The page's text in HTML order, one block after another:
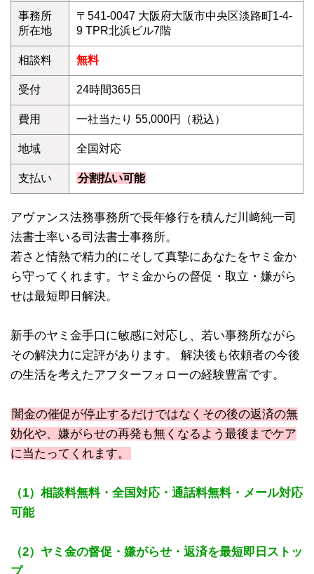
事務所
所在地
〒541-0047 大阪府大阪市中央区淡路町1-4-
9 TPR北浜ビル7階
相談料 無料
受付 24時間365日
費用 一社当たり 55,000円（税込）
地域 全国対応
支払い 分割払い可能
アヴァンス法務事務所で長年修行を積んだ川﨑純一司
法書士率いる司法書士事務所。
若さと情熱で精力的にそして真摯にあなたをヤミ金か
ら守ってくれます。ヤミ金からの督促・取立・嫌がら
せは最短即日解決。
新手のヤミ金手口に敏感に対応し、若い事務所ながら
その解決力に定評があります。 解決後も依頼者の今後
の生活を考えたアフターフォローの経験豊富です。
闇金の催促が停止するだけではなくその後の返済の無
効化や、嫌がらせの再発も無くなるよう最後までケア
に当たってくれます。
（1）相談料無料・全国対応・通話料無料・メール対応
可能
（2）ヤミ金の督促・嫌がらせ・返済を最短即日ストッ